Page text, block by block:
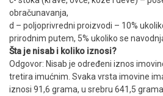
obračunavanja,
d – poljoprivredni proizvodi – 10%
prirodnim putem, 5% ukoliko se
Šta je nisab i koliko iznosi?
Odgovor: Nisab je određeni iznos
tretira imućnim. Svaka vrsta imovine
iznosi 91,6 grama, u srebru 641,5